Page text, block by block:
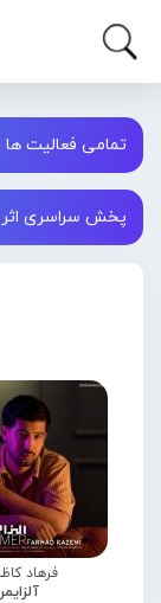
تمامی فعالیت ها
پخش سراسری اثر شما
فرهاد
آلزایمر